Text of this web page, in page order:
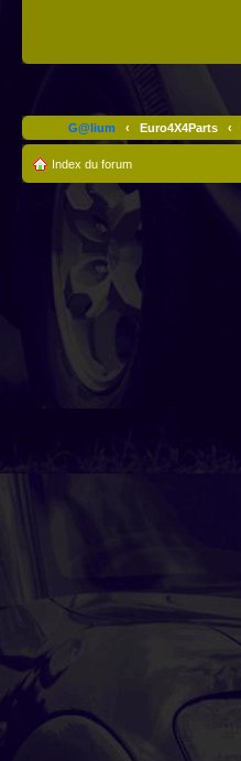
G@lium ‹ Euro4X4Parts ‹
Index du forum